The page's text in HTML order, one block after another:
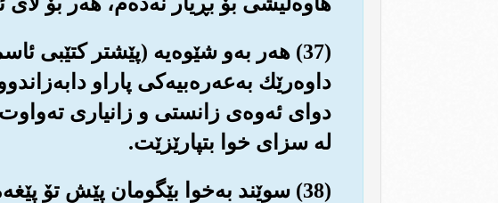
(37) هه‌ر به‌و شێوه‌یه (پێشتر کتێبی
داوه‌رێك به‌عه‌ره‌بیه‌کی پاراو
دوای ئه‌وه‌ی زانستی و زانیاری
له سزای خوا بتپارێزێت.
(38) سوێند به‌خوا بێگومان پێش تۆ